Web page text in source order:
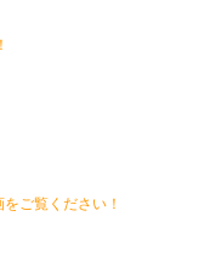
ご覧ください！